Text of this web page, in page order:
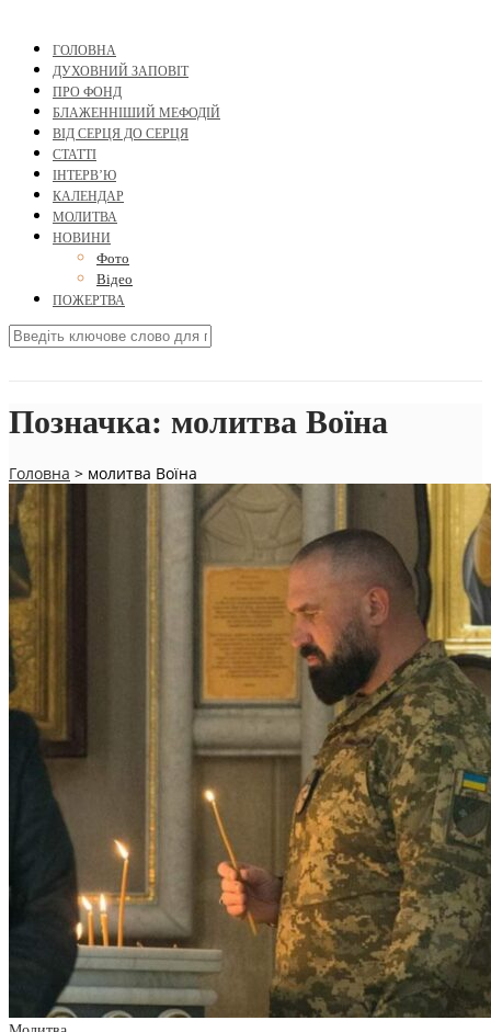
ГОЛОВНА
ДУХОВНИЙ ЗАПОВІТ
ПРО ФОНД
БЛАЖЕННІШИЙ МЕФОДІЙ
ВІД СЕРЦЯ ДО СЕРЦЯ
СТАТТІ
ІНТЕРВ’Ю
КАЛЕНДАР
МОЛИТВА
НОВИНИ
Фото
Відео
ПОЖЕРТВА
Позначка: молитва Воїна
Головна > молитва Воїна